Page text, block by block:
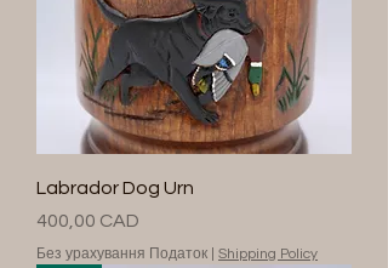
Labrador Dog Urn
Ціна
400,00 CAD
Без урахування Податок Shipping Policy